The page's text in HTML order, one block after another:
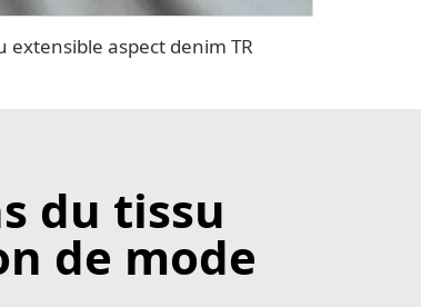
extensible aspect denim TR
du tissu
de mode